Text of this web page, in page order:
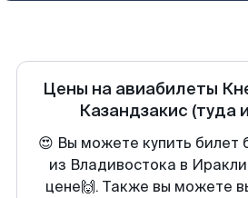
Цены на авиабилеты
Казандзакис (туда
😍 Вы можете купить билет
из Владивостока в
цене🙌. Также вы можете